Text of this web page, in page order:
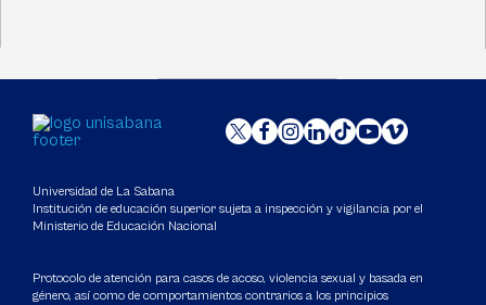
Universidad de La Sabana
Institución de educación superior sujeta a inspección y vigilancia por el
Ministerio de Educación Nacional
Protocolo de atención para casos de acoso, violencia sexual y basada en
género, así como de comportamientos contrarios a los principios